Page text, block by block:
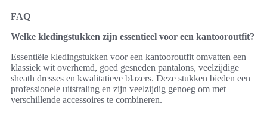
FAQ
Welke kledingstukken zijn essentieel voor een kantooroutfit?
Essentiële kledingstukken voor een kantooroutfit omvatten een
klassiek wit overhemd, goed gesneden pantalons, veelzijdige
sheath dresses en kwalitatieve blazers. Deze stukken bieden een
professionele uitstraling en zijn veelzijdig genoeg om met
verschillende accessoires te combineren.